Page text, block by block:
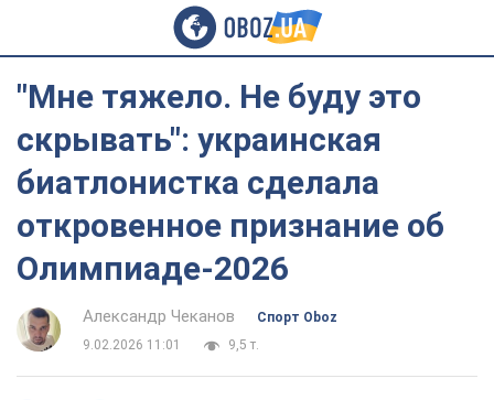
"Мне тяжело. Не буду это
скрывать": украинская
биатлонистка сделала
откровенное признание об
Олимпиаде-2026
Александр Чеканов
Спорт Oboz
9.02.2026 11:01
9,5 т.